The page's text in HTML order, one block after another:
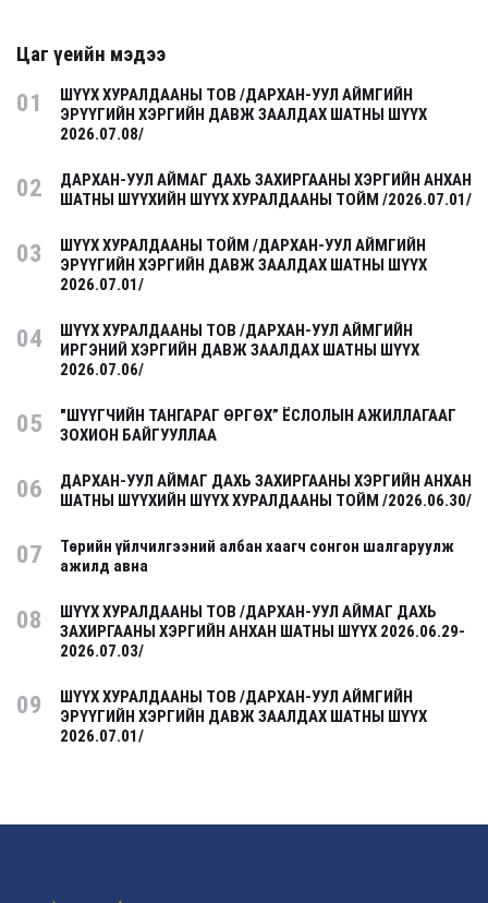
Цаг үеийн мэдээ
01
ШҮҮХ ХУРАЛДААНЫ ТОВ /ДАРХАН-УУЛ АЙМГИЙН
ЭРҮҮГИЙН ХЭРГИЙН ДАВЖ ЗААЛДАХ ШАТНЫ ШҮҮХ
2026.07.08/
02
ДАРХАН-УУЛ АЙМАГ ДАХЬ ЗАХИРГААНЫ ХЭРГИЙН АНХАН
ШАТНЫ ШҮҮХИЙН ШҮҮХ ХУРАЛДААНЫ ТОЙМ /2026.07.01/
03
ШҮҮХ ХУРАЛДААНЫ ТОЙМ /ДАРХАН-УУЛ АЙМГИЙН
ЭРҮҮГИЙН ХЭРГИЙН ДАВЖ ЗААЛДАХ ШАТНЫ ШҮҮХ
2026.07.01/
04
ШҮҮХ ХУРАЛДААНЫ ТОВ /ДАРХАН-УУЛ АЙМГИЙН
ИРГЭНИЙ ХЭРГИЙН ДАВЖ ЗААЛДАХ ШАТНЫ ШҮҮХ
2026.07.06/
05
"ШҮҮГЧИЙН ТАНГАРАГ ӨРГӨХ” ЁСЛОЛЫН АЖИЛЛАГААГ
ЗОХИОН БАЙГУУЛЛАА
06
ДАРХАН-УУЛ АЙМАГ ДАХЬ ЗАХИРГААНЫ ХЭРГИЙН АНХАН
ШАТНЫ ШҮҮХИЙН ШҮҮХ ХУРАЛДААНЫ ТОЙМ /2026.06.30/
07
Төрийн үйлчилгээний албан хаагч сонгон шалгаруулж
ажилд авна
08
ШҮҮХ ХУРАЛДААНЫ ТОВ /ДАРХАН-УУЛ АЙМАГ ДАХЬ
ЗАХИРГААНЫ ХЭРГИЙН АНХАН ШАТНЫ ШҮҮХ 2026.06.29-
2026.07.03/
09
ШҮҮХ ХУРАЛДААНЫ ТОВ /ДАРХАН-УУЛ АЙМГИЙН
ЭРҮҮГИЙН ХЭРГИЙН ДАВЖ ЗААЛДАХ ШАТНЫ ШҮҮХ
2026.07.01/